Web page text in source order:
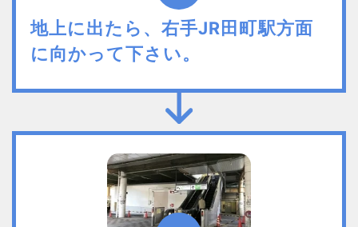
地上に出たら、右手JR田町駅方面
に向かって下さい。